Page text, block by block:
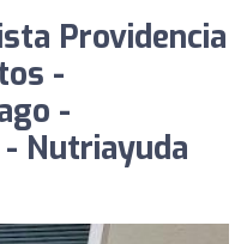
Providencia
-
-
Nutriayuda